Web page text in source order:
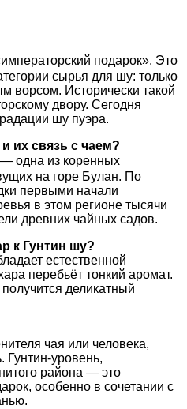
подарок». Это
сырья для шу: только
ворсом. Исторически такой
двору. Сегодня
шу пуэра.
их связь с чаем?
одна из коренных
на горе Булан. По
первыми начали
в этом регионе тысячи
древних чайных садов.
к Гунтин шу?
естественной
перебьёт тонкий аромат.
деликатный
чая или человека,
Гунтин-уровень,
района — это
особенно в сочетании с